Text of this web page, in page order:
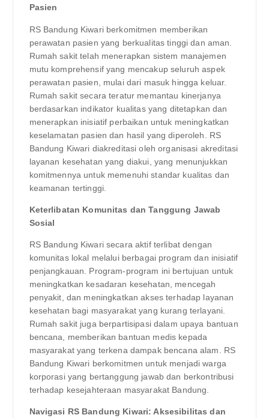
Pasien
RS Bandung Kiwari berkomitmen memberikan
perawatan pasien yang berkualitas tinggi dan aman.
Rumah sakit telah menerapkan sistem manajemen
mutu komprehensif yang mencakup seluruh aspek
perawatan pasien, mulai dari masuk hingga keluar.
Rumah sakit secara teratur memantau kinerjanya
berdasarkan indikator kualitas yang ditetapkan dan
menerapkan inisiatif perbaikan untuk meningkatkan
keselamatan pasien dan hasil yang diperoleh. RS
Bandung Kiwari diakreditasi oleh organisasi akreditasi
layanan kesehatan yang diakui, yang menunjukkan
komitmennya untuk memenuhi standar kualitas dan
keamanan tertinggi.
Keterlibatan Komunitas dan Tanggung Jawab
Sosial
RS Bandung Kiwari secara aktif terlibat dengan
komunitas lokal melalui berbagai program dan inisiatif
penjangkauan. Program-program ini bertujuan untuk
meningkatkan kesadaran kesehatan, mencegah
penyakit, dan meningkatkan akses terhadap layanan
kesehatan bagi masyarakat yang kurang terlayani.
Rumah sakit juga berpartisipasi dalam upaya bantuan
bencana, memberikan bantuan medis kepada
masyarakat yang terkena dampak bencana alam. RS
Bandung Kiwari berkomitmen untuk menjadi warga
korporasi yang bertanggung jawab dan berkontribusi
terhadap kesejahteraan masyarakat Bandung.
Navigasi RS Bandung Kiwari: Aksesibilitas dan